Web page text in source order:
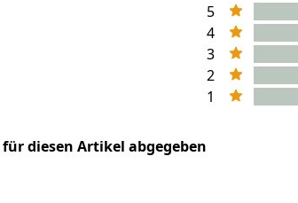
5
4
3
2
1
diesen Artikel abgegeben